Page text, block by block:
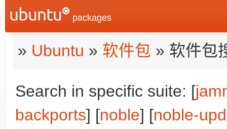
packages
» Ubuntu » 软件包 » 软件包
Search in specific suite: [
backports] [noble] [noble-